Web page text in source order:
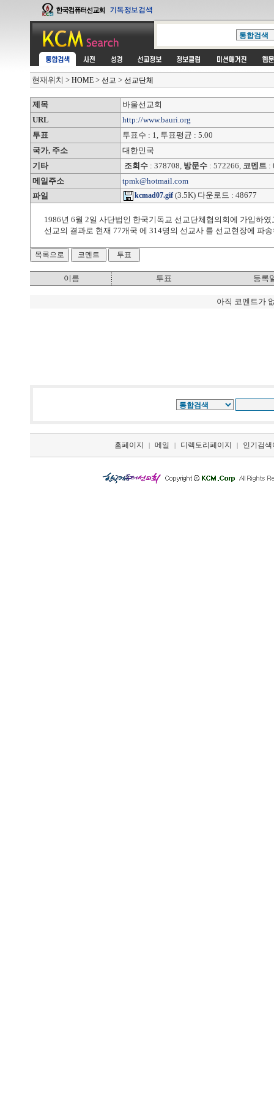
현재위치 > HOME > 선교 > 선교단체
제목
바울선교회
URL
http://www.bauri.org
투표
투표수 : 1, 투표평균 : 5.00
국가, 주소
대한민국
기타
조회수 : 378708, 방문수 : 572266, 코멘트 :
메일주소
tpmk@hotmail.com
파일
kcmad07.gif(3.5K) 다운로드 : 48677
1986년 6월 2일 사단법인 한국기독교 선교단체협의회에 가입하
선교의 결과로 현재 77개국 에 314명의 선교사 를 선교현장에 파
이름 투표 등록
아직 코멘트가
홈페이지 | 메일 | 디렉토리페이지 | 인기검색